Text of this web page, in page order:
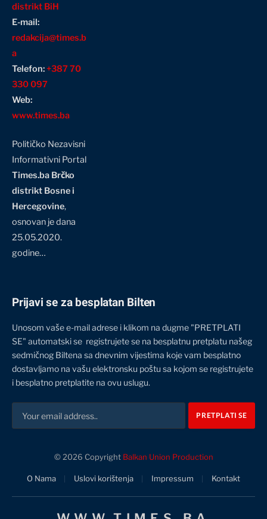
distrikt BiH
E-mail:
redakcija@times.b
a
Telefon:+387 70
330 097
Web:
www.times.ba
Političko Nezavisni
Informativni Portal
Times.ba Brčko
distrikt Bosne i
Hercegovine,
osnovan je dana
25.05.2020.
godine…
Prijavi se za besplatan Bilten
Unosom vaše e-mail adrese i klikom na dugme "PRETPLATI
SE" automatski se registrujete se na besplatnu pretplatu našeg
sedmičnog Biltena sa dnevnim vijestima koje vam besplatno
dostavljamo na vašu elektronsku poštu sa kojom se registrujete
i besplatno pretplatite na ovu uslugu.
© 2026 Copyright Balkan Union Production
O Nama Uslovi korištenja Impressum Kontakt